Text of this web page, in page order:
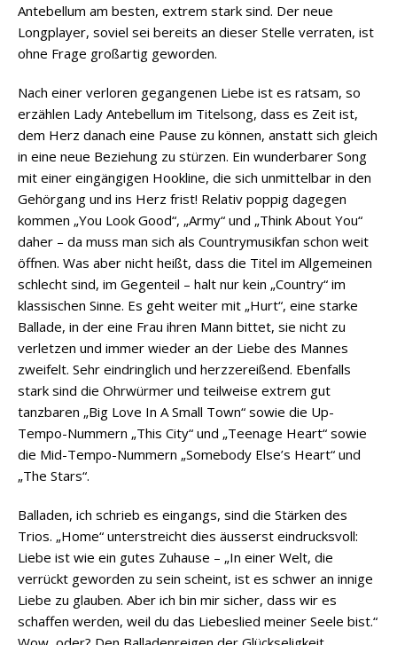
Antebellum am besten, extrem stark sind. Der neue
Longplayer, soviel sei bereits an dieser Stelle verraten, ist
ohne Frage großartig geworden.
Nach einer verloren gegangenen Liebe ist es ratsam, so
erzählen Lady Antebellum im Titelsong, dass es Zeit ist,
dem Herz danach eine Pause zu können, anstatt sich gleich
in eine neue Beziehung zu stürzen. Ein wunderbarer Song
mit einer eingängigen Hookline, die sich unmittelbar in den
Gehörgang und ins Herz frist! Relativ poppig dagegen
kommen „You Look Good“, „Army“ und „Think About You“
daher – da muss man sich als Countrymusikfan schon weit
öffnen. Was aber nicht heißt, dass die Titel im Allgemeinen
schlecht sind, im Gegenteil – halt nur kein „Country“ im
klassischen Sinne. Es geht weiter mit „Hurt“, eine starke
Ballade, in der eine Frau ihren Mann bittet, sie nicht zu
verletzen und immer wieder an der Liebe des Mannes
zweifelt. Sehr eindringlich und herzzereißend. Ebenfalls
stark sind die Ohrwürmer und teilweise extrem gut
tanzbaren „Big Love In A Small Town“ sowie die Up-
Tempo-Nummern „This City“ und „Teenage Heart“ sowie
die Mid-Tempo-Nummern „Somebody Else’s Heart“ und
„The Stars“.
Balladen, ich schrieb es eingangs, sind die Stärken des
Trios. „Home“ unterstreicht dies äusserst eindrucksvoll:
Liebe ist wie ein gutes Zuhause – „In einer Welt, die
verrückt geworden zu sein scheint, ist es schwer an innige
Liebe zu glauben. Aber ich bin mir sicher, dass wir es
schaffen werden, weil du das Liebeslied meiner Seele bist.“